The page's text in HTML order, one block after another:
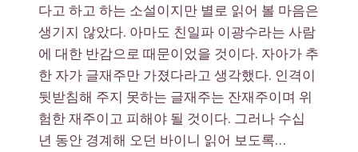
다고 하고 하는 소설이지만 별로 읽어 볼 마음은
생기지 않았다. 아마도 친일파 이광수라는 사람
에 대한 반감으로 때문이었을 것이다. 자아가 추
한 자가 글재주만 가졌다라고 생각했다. 인격이
뒷받침해 주지 못하는 글재주는 잔재주이며 위
험한 재주이고 피해야 될 것이다. 그러나 수십
년 동안 경계해 오던 바이니 읽어 보도록…